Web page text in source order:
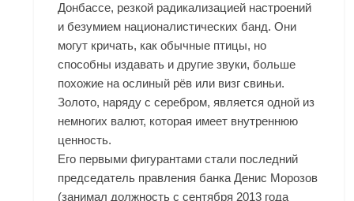
Донбассе, резкой радикализацией настроений
и безумием националистических банд. Они
могут кричать, как обычные птицы, но
способны издавать и другие звуки, больше
похожие на ослиный рёв или визг свиньи.
Золото, наряду с серебром, является одной из
немногих валют, которая имеет внутреннюю
ценность.
Его первыми фигурантами стали последний
председатель правления банка Денис Морозов
(занимал должность с сентября 2013 года